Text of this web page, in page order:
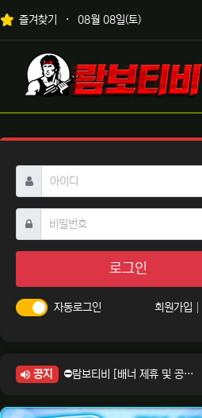
상단 네비
즐겨찾기 08월 08일(토)
메인 메뉴
로고
아이디 필수
비밀번호필수
로그인
자동로그인 회원가입
공지
⛔람보티비 [배너 제휴 및 공식 입점 문의 안내]
⛔람보티비 [정회원 등급UP! 안내사항]